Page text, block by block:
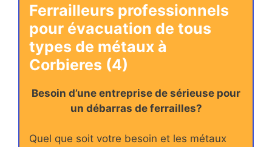
Ferrailleurs professionnels
pour évacuation de tous
types de métaux à
Corbieres (4)
Besoin d’une entreprise de sérieuse pour
un débarras de ferrailles?
Quel que soit votre besoin et les métaux